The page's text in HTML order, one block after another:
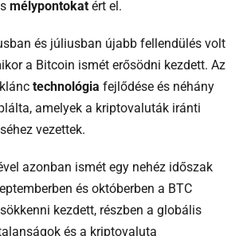
mélypontokat ért el.
és júliusban újabb fellendülés volt
a Bitcoin ismét erősödni kezdett. Az
technológia fejlődése és néhány
amelyek a kriptovaluták iránti
vezettek.
azonban ismét egy nehéz időszak
és októberben a BTC
kezdett, részben a globális
és a kriptovaluta